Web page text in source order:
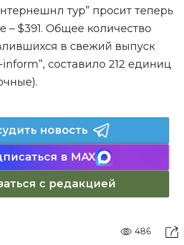
тур” просит теперь
– $391. Общее количество
в свежий выпуск
составило 212 единиц
новость
в MAX
с редакцией
486